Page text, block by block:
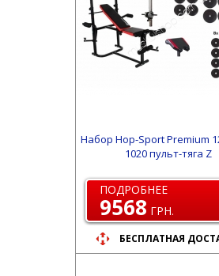
Набор Hop-Sport Premium
1020 пульт-тяга Z
ПОДРОБНЕЕ
9568 ГРН.
БЕСПЛАТНАЯ